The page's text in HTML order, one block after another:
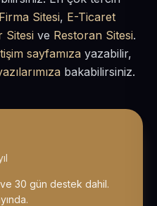
Sitesi, E-Ticaret
Sitesi ve Restoran Sitesi.
sayfamıza yazabilir,
bakabilirsiniz.
ve 30 gün destek dahil.